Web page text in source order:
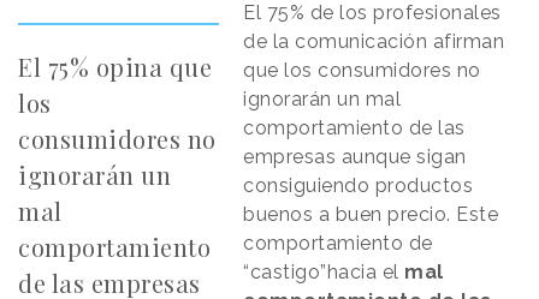
El 75% opina que
los
consumidores no
ignorarán un
mal
comportamiento
de las empresas
El 75% de los profesionales
de la comunicación afirman
que los consumidores no
ignorarán un mal
comportamiento de las
empresas aunque sigan
consiguiendo productos
buenos a buen precio. Este
comportamiento de
“castigo”hacia el mal